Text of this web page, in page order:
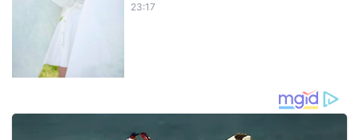
23:17